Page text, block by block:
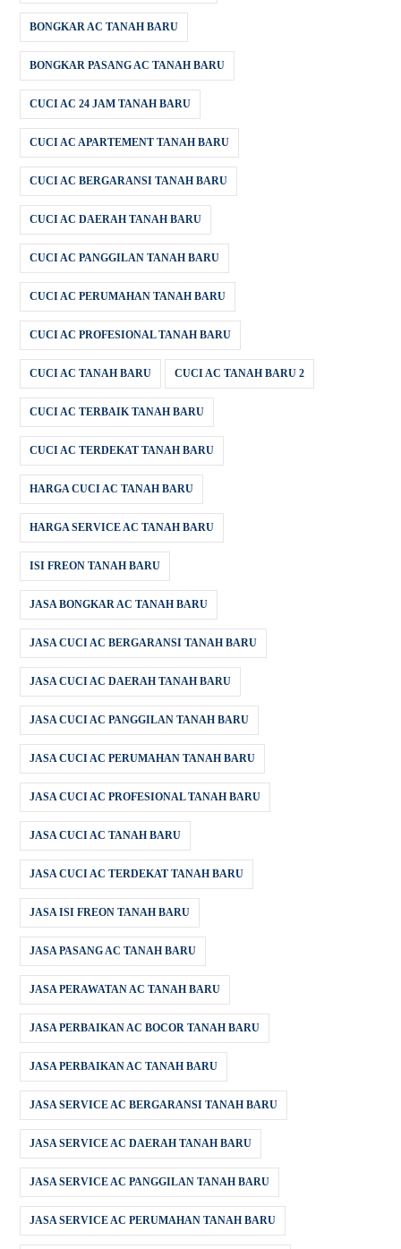
BONGKAR AC TANAH BARU
BONGKAR PASANG AC TANAH BARU
CUCI AC 24 JAM TANAH BARU
CUCI AC APARTEMENT TANAH BARU
CUCI AC BERGARANSI TANAH BARU
CUCI AC DAERAH TANAH BARU
CUCI AC PANGGILAN TANAH BARU
CUCI AC PERUMAHAN TANAH BARU
CUCI AC PROFESIONAL TANAH BARU
CUCI AC TANAH BARU CUCI AC TANAH BARU 2
CUCI AC TERBAIK TANAH BARU
CUCI AC TERDEKAT TANAH BARU
HARGA CUCI AC TANAH BARU
HARGA SERVICE AC TANAH BARU
ISI FREON TANAH BARU
JASA BONGKAR AC TANAH BARU
JASA CUCI AC BERGARANSI TANAH BARU
JASA CUCI AC DAERAH TANAH BARU
JASA CUCI AC PANGGILAN TANAH BARU
JASA CUCI AC PERUMAHAN TANAH BARU
JASA CUCI AC PROFESIONAL TANAH BARU
JASA CUCI AC TANAH BARU
JASA CUCI AC TERDEKAT TANAH BARU
JASA ISI FREON TANAH BARU
JASA PASANG AC TANAH BARU
JASA PERAWATAN AC TANAH BARU
JASA PERBAIKAN AC BOCOR TANAH BARU
JASA PERBAIKAN AC TANAH BARU
JASA SERVICE AC BERGARANSI TANAH BARU
JASA SERVICE AC DAERAH TANAH BARU
JASA SERVICE AC PANGGILAN TANAH BARU
JASA SERVICE AC PERUMAHAN TANAH BARU